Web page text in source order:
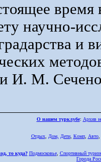
время
научно-
и
И. М.
О нашем турклубе: Архив
Отдых, Дом, Дети, Комп, Авто,
то куда? Подмосковье, Спортивный
Города